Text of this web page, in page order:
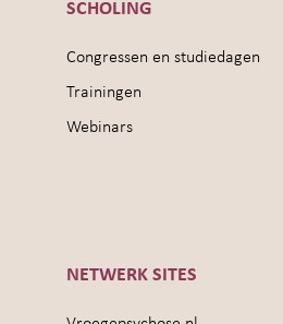
SCHOLING
Congressen en studiedagen
Trainingen
Webinars
NETWERK SITES